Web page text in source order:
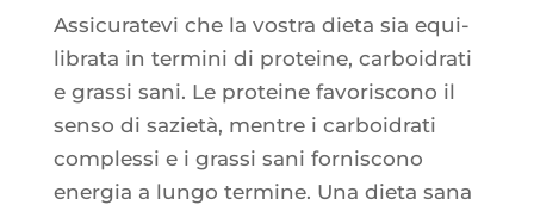
Assi­cu­ra­te­vi che la vos­tra die­ta sia equi­
li­bra­ta in ter­mi­ni di pro­teine, car­boi­dra­ti
e gras­si sani. Le pro­teine favo­ris­co­no il
sen­so di sazie­tà, mentre i car­boi­dra­ti
com­ples­si e i gras­si sani for­nis­co­no
ener­gia a lun­go ter­mine. Una die­ta sana